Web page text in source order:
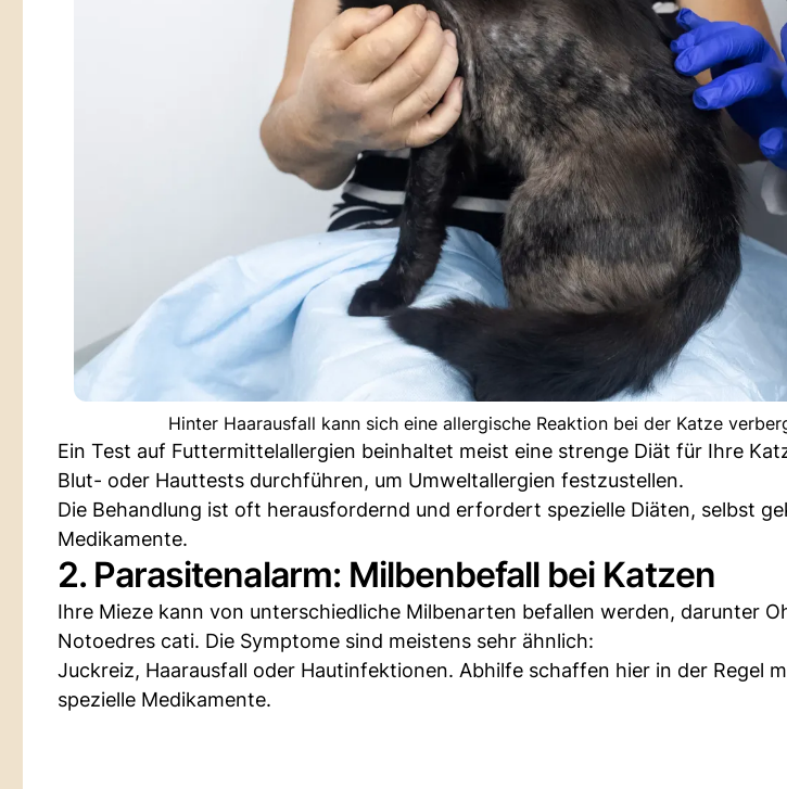
Hinter Haarausfall kann sich eine allergische Reaktion bei der Katze
Ein Test auf Futtermittelallergien beinhaltet meist eine strenge Diät für Ihre
Blut- oder Hauttests durchführen, um Umweltallergien festzustellen.
Die Behandlung ist oft herausfordernd und erfordert spezielle Diäten, selbst
Medikamente.
2. Parasitenalarm: Milbenbefall bei Katzen
Ihre Mieze kann von unterschiedliche Milbenarten befallen werden, darunter
Notoedres cati. Die Symptome sind meistens sehr ähnlich:
Juckreiz, Haarausfall oder Hautinfektionen. Abhilfe schaffen hier in der Regel
spezielle Medikamente.